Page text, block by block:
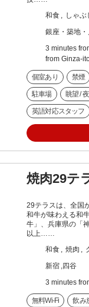
和食
しゃぶ
銀座・築地・
3 minutes
from Ginza-
個室あり 禁煙
駐車場 眺望 /
英語対応スタッフ
焼肉29テ
29テラスは、全国
和牛が味わえる和
牛」、兵庫県の「
以上……
和食
焼肉
新宿 四谷
3 minutes
無料Wi-Fi 飲み